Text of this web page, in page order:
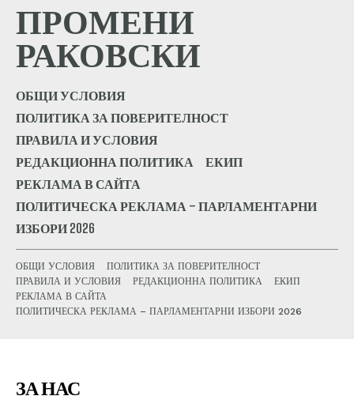
ПРОМЕНИ
РАКОВСКИ
ОБЩИ УСЛОВИЯ
ПОЛИТИКА ЗА ПОВЕРИТЕЛНОСТ
ПРАВИЛА И УСЛОВИЯ
РЕДАКЦИОННА ПОЛИТИКА
ЕКИП
РЕКЛАМА В САЙТА
ПОЛИТИЧЕСКА РЕКЛАМА – ПАРЛАМЕНТАРНИ
ИЗБОРИ 2026
ОБЩИ УСЛОВИЯ
ПОЛИТИКА ЗА ПОВЕРИТЕЛНОСТ
ПРАВИЛА И УСЛОВИЯ
РЕДАКЦИОННА ПОЛИТИКА
ЕКИП
РЕКЛАМА В САЙТА
ПОЛИТИЧЕСКА РЕКЛАМА – ПАРЛАМЕНТАРНИ ИЗБОРИ 2026
ЗА НАС